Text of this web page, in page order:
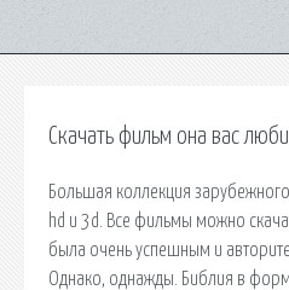
Скачать фильм она вас
Большая коллекция
hd и 3d. Все фильмы можно
была очень успешным и
Однако, однажды. Библия в